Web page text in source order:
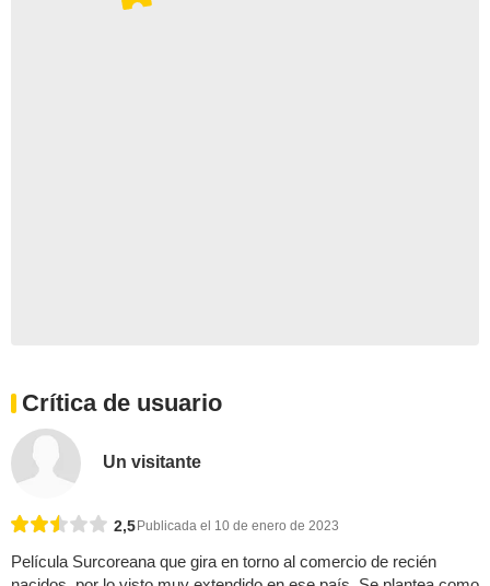
Crítica de usuario
Un visitante
2,5 Publicada el 10 de enero de 2023
Película Surcoreana que gira en torno al comercio de recién